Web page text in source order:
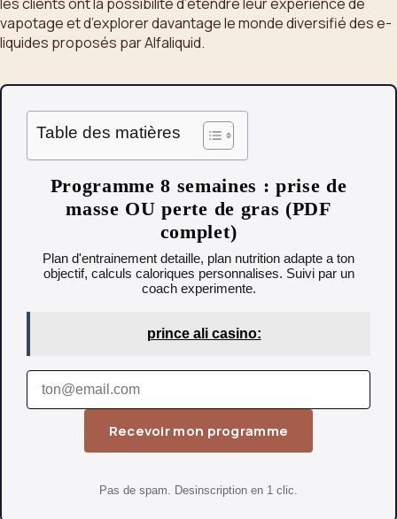
vapotage et d’explorer davantage le monde diversifié des e-
liquides proposés par Alfaliquid.
Table des matières
Programme 8 semaines : prise de
masse OU perte de gras (PDF
complet)
Plan d'entrainement detaille, plan nutrition adapte a ton
objectif, calculs caloriques personnalises. Suivi par un
coach experimente.
prince ali casino:
Recevoir mon programme
Pas de spam. Desinscription en 1 clic.